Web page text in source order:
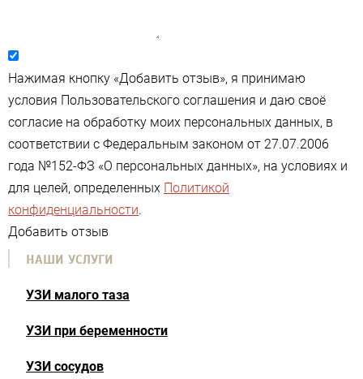
Нажимая кнопку «Добавить отзыв», я принимаю
условия Пользовательского соглашения и даю своё
согласие на обработку моих персональных данных, в
соответствии с Федеральным законом от 27.07.2006
года №152-ФЗ «О персональных данных», на условиях и
для целей, определенных Политикой
конфиденциальности.
Добавить отзыв
НАШИ УСЛУГИ
УЗИ малого таза
УЗИ при беременности
УЗИ сосудов